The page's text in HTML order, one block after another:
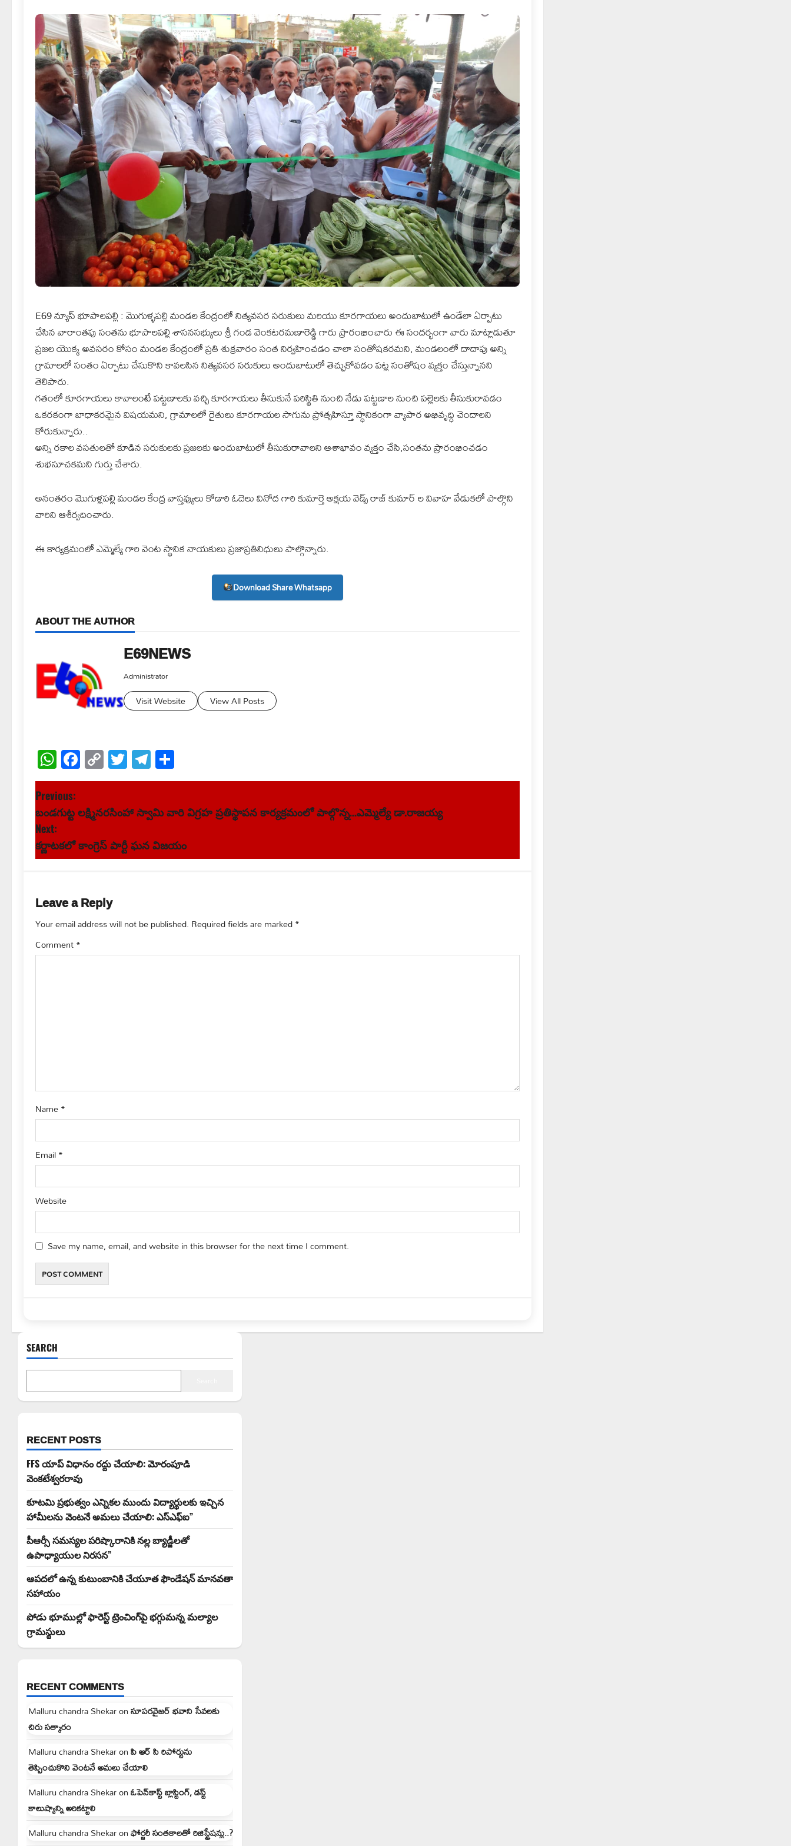
E69 న్యూస్ భూపాలపల్లి : మొగుళ్ళపల్లి మండల కేంద్రంలో నిత్యవసర సరుకులు మరియు కూరగాయలు అందుబాటులో ఉండేలా ఏర్పాటు
చేసిన వారాంతపు సంతను భూపాలపల్లి శాసనసభ్యులు శ్రీ గండ వెంకటరమణారెడ్డి గారు ప్రారంభించారు ఈ సందర్భంగా వారు మాట్లాడుతూ
ప్రజల యొక్క అవసరం కోసం మండల కేంద్రంలో ప్రతి శుక్రవారం సంత నిర్వహించడం చాలా సంతోషకరమని, మండలంలో దాదాపు అన్ని
గ్రామాలలో సంతం ఏర్పాటు చేసుకొని కావలసిన నిత్యవసర సరుకులు అందుబాటులో తెచ్చుకోవడం పట్ల సంతోషం వ్యక్తం చేస్తున్నానని
తెలిపారు.
గతంలో కూరగాయలు కావాలంటే పట్టణాలకు వచ్చి కూరగాయలు తీసుకునే పరిస్థితి నుంచి నేడు పట్టణాల నుంచి పల్లెలకు తీసుకురావడం
ఒకరకంగా బాధాకరమైన విషయమని, గ్రామాలలో రైతులు కూరగాయల సాగును ప్రోత్సహిస్తూ స్థానికంగా వ్యాపార అభివృద్ధి చెందాలని
కోరుకున్నారు..
అన్ని రకాల వసతులతో కూడిన సరుకులకు ప్రజలకు అందుబాటులో తీసుకురావాలని ఆశాభావం వ్యక్తం చేసి,సంతను ప్రారంభించడం
శుభసూచకమని గుర్తు చేశారు.
అనంతరం మొగుళ్లపల్లి మండల కేంద్ర వాస్తవ్యులు కోడారి ఓదెలు వినోద గారి కుమార్తె అక్షయ వెడ్స్ రాజ్ కుమార్ ల వివాహ వేడుకలో పాల్గొని
వారిని ఆశీర్వదించారు.
ఈ కార్యక్రమంలో ఎమ్మెల్యే గారి వెంట స్థానిక నాయకులు ప్రజాప్రతినిధులు పాల్గొన్నారు.
Download Share Whatsapp
ABOUT THE AUTHOR
E69NEWS
Administrator
Visit Website View All Posts
WhatsApp
Facebook
Copy
Link
TwitterTelegram
P
o
s
n
a
v
o
n
Previous:
బండగుట్ట లక్ష్మినరసింహా స్వామి వారి విగ్రహ ప్రతిస్థాపన కార్యక్రమంలో పాల్గొన్న…ఎమ్మెల్యే డా.రాజయ్య
Next:
కర్ణాటకలో కాంగ్రెస్ పార్టీ ఘన విజయం
Leave a Reply
Your email address will not be published. Required fields are marked*
Comment*
Name*
Email*
Website
Save my name, email, and website in this browser for the next time I comment.
SEARCH
RECENT POSTS
FFS యాప్ విధానం రద్దు చేయాలి: మోరంపూడి
వెంకటేశ్వరరావు
కూటమి ప్రభుత్వం ఎన్నికల ముందు విద్యార్థులకు ఇచ్చిన
హామీలను వెంటనే అమలు చేయాలి: ఎస్ఎఫ్ఐ”
పీఆర్సీ సమస్యల పరిష్కారానికి నల్ల బ్యాడ్జీలతో
ఉపాధ్యాయుల నిరసన”
ఆపదలో ఉన్న కుటుంబానికి చేయూత ఫౌండేషన్ మానవతా
సహాయం
పోడు భూముల్లో ఫారెస్ట్ ట్రెంచింగ్‌పై భగ్గుమన్న మల్యాల
గ్రామస్థులు
RECENT COMMENTS
Malluru chandra Shekaronసూపరవైజర్ భవాని సేవలకు
చిరు సత్కారం
Malluru chandra Shekaronపి ఆర్ సి రిపోర్టును
తెప్పించుకొని వెంటనే అమలు చేయాలి
Malluru chandra Shekaronఓపెన్‌కాస్ట్ బ్లాస్టింగ్, డస్ట్
కాలుష్యాన్ని అరికట్టాలి
Malluru chandra Shekaronఫోర్జరీ సంతకాలతో రిజిస్ట్రేషన్లు..?